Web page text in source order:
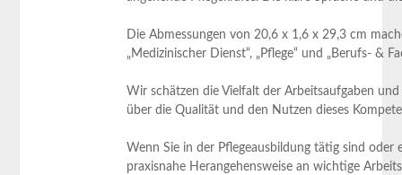
Die Abmessungen von ​20,6 x 1,6 x 29,3 cm
„Medizinischer ‌Dienst“, „Pflege“ und „Berufs- &‌
Wir schätzen die Vielfalt der Arbeitsaufgaben
‌über ‌die Qualität und den Nutzen dieses
Wenn Sie in der Pflegeausbildung tätig sind
praxisnahe Herangehensweise an wichtige